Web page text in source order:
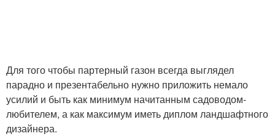
Для того чтобы партерный газон всегда выглядел
парадно и презентабельно нужно приложить немало
усилий и быть как минимум начитанным садоводом-
любителем, а как максимум иметь диплом ландшафтного
дизайнера.